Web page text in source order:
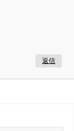
返信